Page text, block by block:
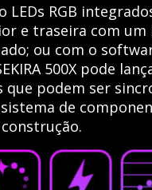
LEDs RGB
e traseira com um
ou com o
500X pode
que podem ser
de